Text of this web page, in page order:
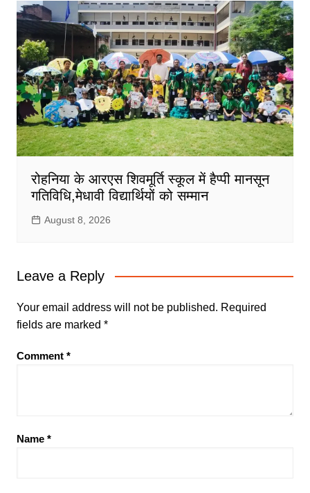
रोहनिया के आरएस शिवमूर्ति स्कूल में हैप्पी मानसून
गतिविधि,मेधावी विद्यार्थियों को सम्मान
August 8, 2026
Leave a Reply
Your email address will not be published. Required
fields are marked *
Comment *
Name *